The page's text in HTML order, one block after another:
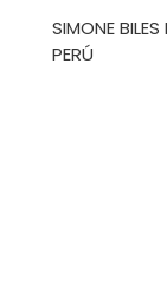
SIMONE
PERÚ